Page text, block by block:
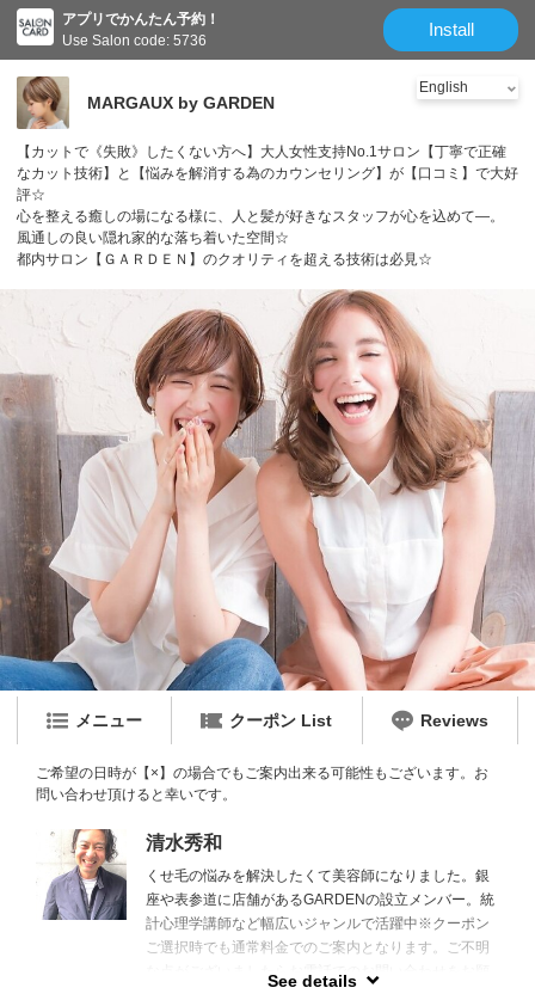
アプリでかんたん予約！
Use Salon code: 5736
Install
MARGAUX by GARDEN
【カットで《失敗》したくない方へ】大人女性支持No.1サロン【丁寧で正確
なカット技術】と【悩みを解消する為のカウンセリング】が【口コミ】で大好
評☆
心を整える癒しの場になる様に、人と髪が好きなスタッフが心を込めて―。
風通しの良い隠れ家的な落ち着いた空間☆
都内サロン【ＧＡＲＤＥＮ】のクオリティを超える技術は必見☆
メニュー クーポン List Reviews
ご希望の日時が【×】の場合でもご案内出来る可能性もございます。お
問い合わせ頂けると幸いです。
清水秀和
くせ毛の悩みを解決したくて美容師になりました。銀
座や表参道に店舗があるGARDENの設立メンバー。統
計心理学講師など幅広いジャンルで活躍中※クーポン
ご選択時でも通常料金でのご案内となります。ご不明
な点がございましたらお電話でのお問い合わせをお願
See details